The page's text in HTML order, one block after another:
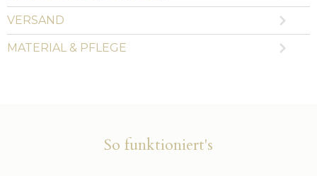
VERSAND
MATERIAL & PFLEGE
So funktioniert's